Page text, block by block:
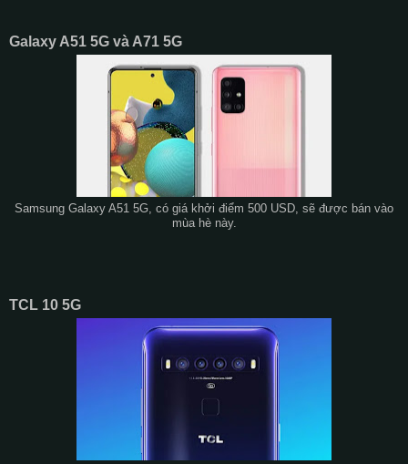
Galaxy A51 5G và A71 5G
Samsung Galaxy A51 5G, có giá khởi điểm 500 USD, sẽ được bán vào
mùa hè này.
TCL 10 5G